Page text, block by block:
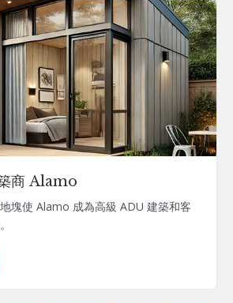
商 Alamo
塊使 Alamo 成為高級 ADU 建築和客